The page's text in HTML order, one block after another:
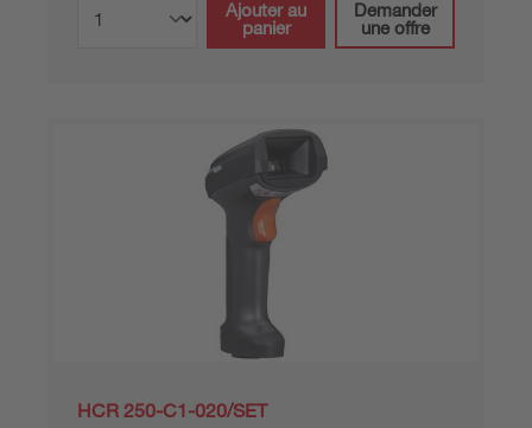
Ajouter au
panier
Demander
une offre
HCR 250-C1-020/SET